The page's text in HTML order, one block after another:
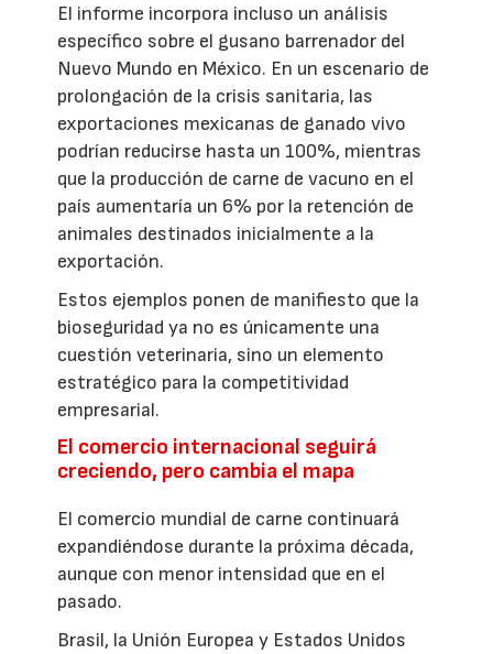
El informe incorpora incluso un análisis
específico sobre el gusano barrenador del
Nuevo Mundo en México. En un escenario de
prolongación de la crisis sanitaria, las
exportaciones mexicanas de ganado vivo
podrían reducirse hasta un 100%, mientras
que la producción de carne de vacuno en el
país aumentaría un 6% por la retención de
animales destinados inicialmente a la
exportación.
Estos ejemplos ponen de manifiesto que la
bioseguridad ya no es únicamente una
cuestión veterinaria, sino un elemento
estratégico para la competitividad
empresarial.
El comercio internacional seguirá
creciendo, pero cambia el mapa
El comercio mundial de carne continuará
expandiéndose durante la próxima década,
aunque con menor intensidad que en el
pasado.
Brasil, la Unión Europea y Estados Unidos